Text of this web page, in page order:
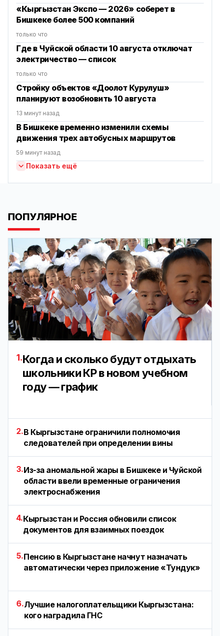
«Кыргызстан Экспо — 2026» соберет в
Бишкеке более 500 компаний
только что
Где в Чуйской области 10 августа отключат
электричество — список
только что
Стройку объектов «Доолот Курулуш»
планируют возобновить 10 августа
13 минут назад
В Бишкеке временно изменили схемы
движения трех автобусных маршрутов
59 минут назад
Показать ещё
ПОПУЛЯРНОЕ
1.Когда и сколько будут отдыхать
школьники КР в новом учебном
году — график
2.В Кыргызстане ограничили полномочия
следователей при определении вины
3.Из-за аномальной жары в Бишкеке и Чуйской
области ввели временные ограничения
электроснабжения
4.Кыргызстан и Россия обновили список
документов для взаимных поездок
5.Пенсию в Кыргызстане начнут назначать
автоматически через приложение «Тундук»
6.Лучшие налогоплательщики Кыргызстана:
кого наградила ГНС